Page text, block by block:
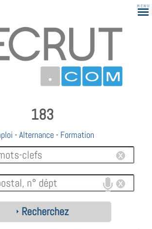
183
-Alternance - Formation
Recherchez